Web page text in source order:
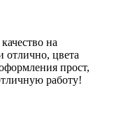
на
отлично, цвета
прост,
работу!